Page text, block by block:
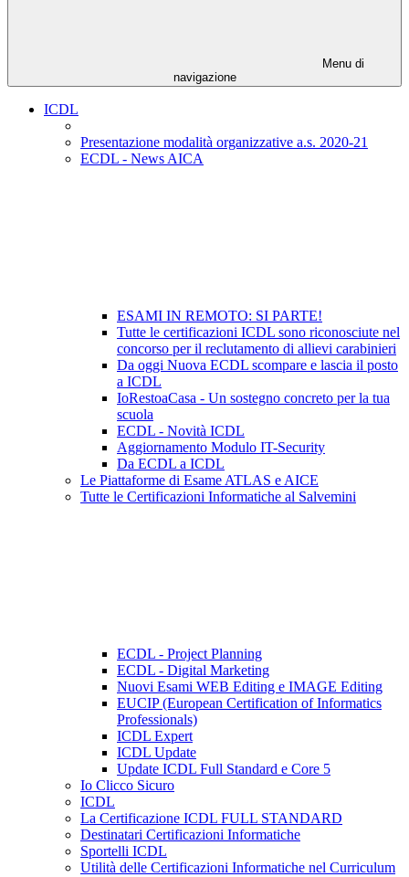
Menu di
navigazione
ICDL
Presentazione modalità organizzative a.s. 2020-21
ECDL - News AICA
ESAMI IN REMOTO: SI PARTE!
Tutte le certificazioni ICDL sono riconosciute nel
concorso per il reclutamento di allievi carabinieri
Da oggi Nuova ECDL scompare e lascia il posto
a ICDL
IoRestoaCasa - Un sostegno concreto per la tua
scuola
ECDL - Novità ICDL
Aggiornamento Modulo IT-Security
Da ECDL a ICDL
Le Piattaforme di Esame ATLAS e AICE
Tutte le Certificazioni Informatiche al Salvemini
ECDL - Project Planning
ECDL - Digital Marketing
Nuovi Esami WEB Editing e IMAGE Editing
EUCIP (European Certification of Informatics
Professionals)
ICDL Expert
ICDL Update
Update ICDL Full Standard e Core 5
Io Clicco Sicuro
ICDL
La Certificazione ICDL FULL STANDARD
Destinatari Certificazioni Informatiche
Sportelli ICDL
Utilità delle Certificazioni Informatiche nel Curriculum